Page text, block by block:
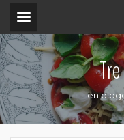
en